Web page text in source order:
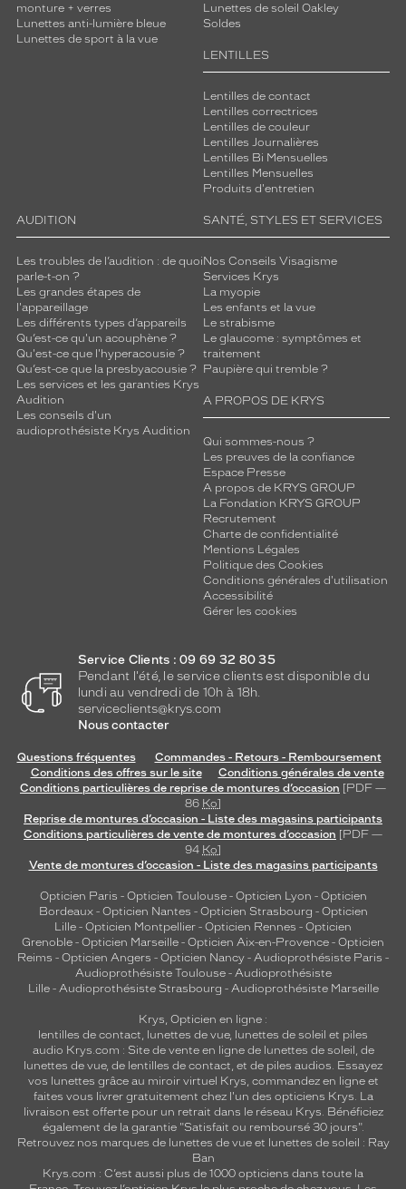
monture + verres
Lunettes anti-lumière bleue
Lunettes de sport à la vue
Lunettes de soleil Oakley
Soldes
LENTILLES
Lentilles de contact
Lentilles correctrices
Lentilles de couleur
Lentilles Journalières
Lentilles Bi Mensuelles
Lentilles Mensuelles
Produits d'entretien
AUDITION
Les troubles de l’audition : de quoi
parle-t-on ?
Les grandes étapes de
l'appareillage
Les différents types d’appareils
Qu’est-ce qu'un acouphène ?
Qu'est-ce que l'hyperacousie ?
Qu’est-ce que la presbyacousie ?
Les services et les garanties Krys
Audition
Les conseils d'un
audioprothésiste Krys Audition
SANTÉ, STYLES ET SERVICES
Nos Conseils Visagisme
Services Krys
La myopie
Les enfants et la vue
Le strabisme
Le glaucome : symptômes et
traitement
Paupière qui tremble ?
A PROPOS DE KRYS
Qui sommes-nous ?
Les preuves de la confiance
Espace Presse
A propos de KRYS GROUP
La Fondation KRYS GROUP
Recrutement
Charte de confidentialité
Mentions Légales
Politique des Cookies
Conditions générales d'utilisation
Accessibilité
Gérer les cookies
Service Clients : 09 69 32 80 35
Pendant l'été, le service clients est disponible du
lundi au vendredi de 10h à 18h.
serviceclients@krys.com
Nous contacter
Questions fréquentes
Commandes - Retours - Remboursement
Conditions des offres sur le site
Conditions générales de vente
Conditions particulières de reprise de montures d’occasion [PDF —
86 Ko]
Reprise de montures d’occasion - Liste des magasins participants
Conditions particulières de vente de montures d’occasion [PDF —
94 Ko]
Vente de montures d’occasion - Liste des magasins participants
Opticien Paris - Opticien Toulouse- Opticien Lyon - Opticien
Bordeaux- Opticien Nantes - Opticien Strasbourg - Opticien
Lille - Opticien Montpellier - Opticien Rennes - Opticien
Grenoble - Opticien Marseille - Opticien Aix-en-Provence - Opticien
Reims - Opticien Angers - Opticien Nancy - Audioprothésiste Paris -
Audioprothésiste Toulouse- Audioprothésiste
Lille- Audioprothésiste Strasbourg - Audioprothésiste Marseille
Krys, Opticien en ligne :
lentilles de contact, lunettes de vue, lunettes de soleil et piles
audio Krys.com : Site de vente en ligne de lunettes de soleil, de
lunettes de vue, de lentilles de contact, et de piles audios. Essayez
vos lunettes grâce au miroir virtuel Krys, commandez en ligne et
faites vous livrer gratuitement chez l'un des opticiens Krys. La
livraison est offerte pour un retrait dans le réseau Krys. Bénéficiez
également de la garantie "Satisfait ou remboursé 30 jours".
Retrouvez nos marques de lunettes de vue et lunettes de soleil : Ray
Ban
Krys.com : C’est aussi plus de 1000 opticiens dans toute la